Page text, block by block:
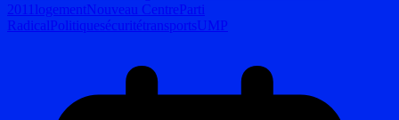
2011 logementNouveau CentreParti
RadicalPolitiquesécuritétransportsUMP